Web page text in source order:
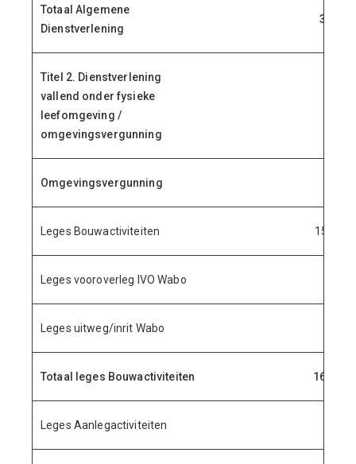
Totaal Algemene
Dienstverlening
Titel 2. Dienstverlening
vallend onder fysieke
leefomgeving /
omgevingsvergunning
Omgevingsvergunning
Leges Bouwactiviteiten
Leges vooroverleg IVO Wabo
Leges uitweg/inrit Wabo
Totaal leges Bouwactiviteiten
Leges Aanlegactiviteiten